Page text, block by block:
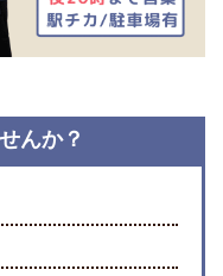
んか？